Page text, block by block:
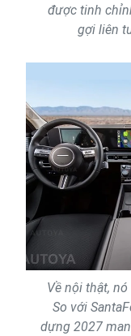
được tinh
gợi liên
Về nội thật,
So với
dựng 2027